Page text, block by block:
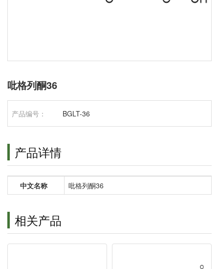
吡格列酮36
产品编号： BGLT-36
产品详情
中文名称 吡格列酮36
相关产品